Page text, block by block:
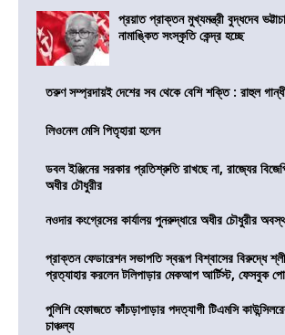
প্রয়াত প্রাক্তন মুখ্যমন্ত্রী বুদ্ধদেব
নামাঙ্কিত সংস্কৃতি কেন্দ্র হচ্ছে
তরুণ সম্প্রদায়ই দেশের সব থেকে বেশি শক্তি : রাহুল
লিওনেল মেসি পিতৃহারা হলেন
ডবল ইঞ্জিনের সরকার প্রতিশ্রুতি রাখছে না, রাজ্যের
অধীর চৌধুরীর
নওদার কংগ্রেসের কার্যালয় পুনরুদ্ধারে অধীর চৌধুরীর
প্রাক্তন ফেডারেশন সভাপতি স্বরূপ বিশ্বাসের বিরুদ্ধে
প্রত্যাহার করলেন টলিপাড়ার মেকআপ আর্টিস্ট, ফেসবুক
পুলিশি হেফাজতে কাঁচড়াপাড়ার পদত্যাগী টিএমসি
চাঞ্চল্য